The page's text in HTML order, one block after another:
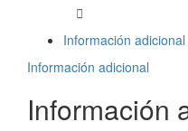
Información adicional
Información adicional
Información